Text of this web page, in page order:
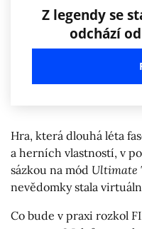
Z legendy se
odchází
Hra, která dlouhá léta
a herních vlastností, v
sázkou na mód Ultimate
nevědomky stala
Co bude v praxi rozkol